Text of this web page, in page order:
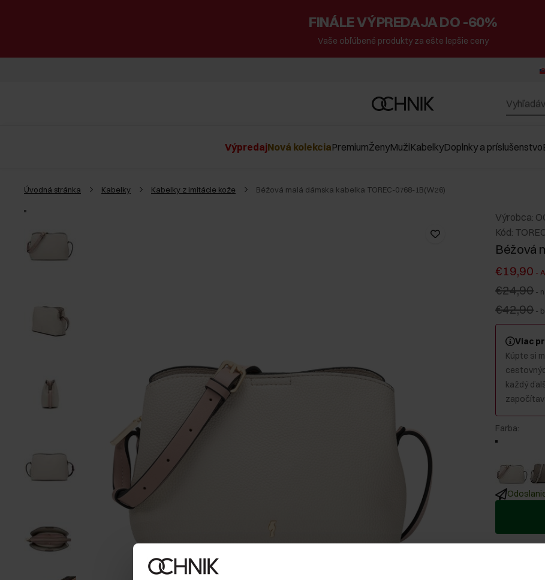
FINÁLE VÝPREDAJA DO -60%
Vaše obľúbené produkty za ešte lepšie ceny
VýpredajNová kolekciaPremiumŽenyMužiKabelkyDoplnky a príslušenstvo
Úvodná stránka Kabelky Kabelky z imitácie kože Béžová malá dámska kabelka TOREC-0768-1B(W26)
Výrobca:
Kód:
Béžová
€19,90 -
€24,90 -
€42,90 -
Viac
Kúpte si
každý
Farba: